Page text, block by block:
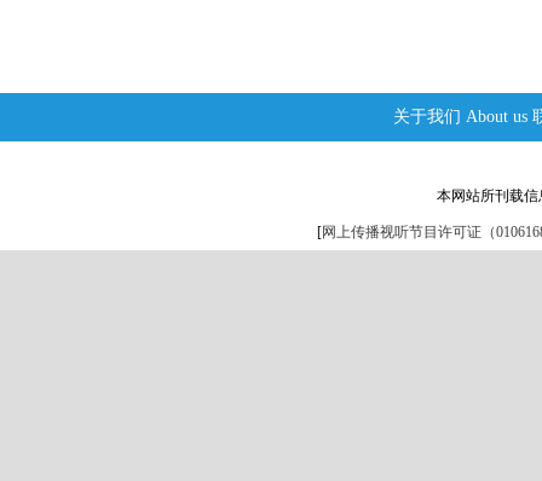
关于我们 About us
本网站所刊载
[网上传播视听节目许可证（